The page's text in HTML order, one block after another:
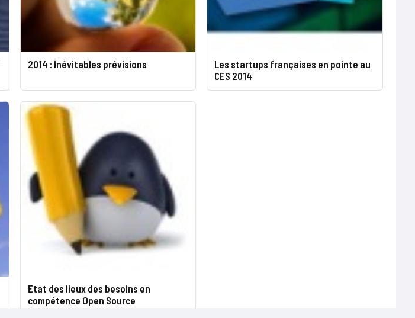
2014 : Inévitables prévisions
Les startups françaises en pointe au
CES 2014
Etat des lieux des besoins en
compétence Open Source